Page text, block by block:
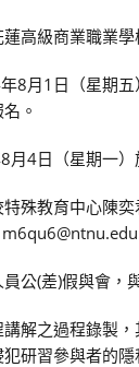
高級商業職業學
8月1日（星期
。
月4日（星期一
特殊教育中心陳
公(差)假與會，
解之過程錄製
研習參與者的隱